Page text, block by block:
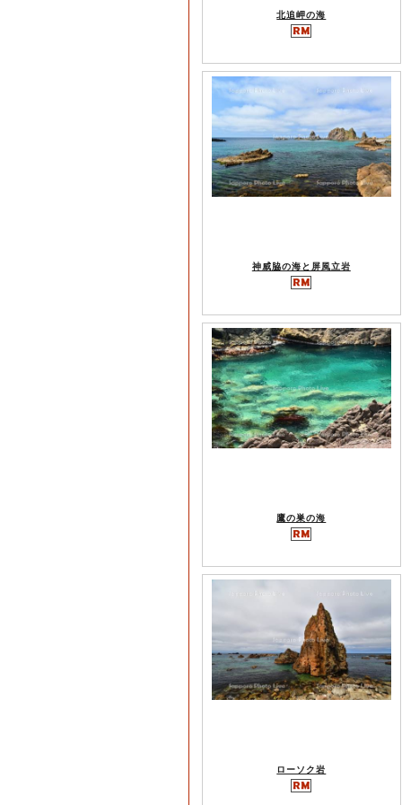
北追岬の海
神威脇の海と屏風立岩
鷹の巣の海
ローソク岩